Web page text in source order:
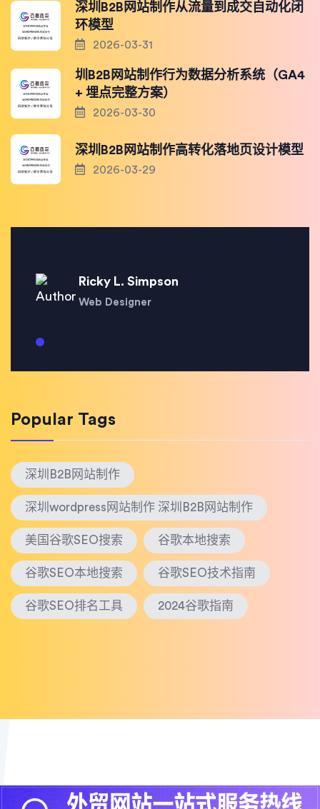
深圳B2B网站制作从流量到成交自动化闭
环模型
2026-03-31
圳B2B网站制作行为数据分析系统（GA4
+ 埋点完整方案）
2026-03-30
深圳B2B网站制作高转化落地页设计模型
2026-03-29
Ricky L. Simpson
Web Designer
Popular Tags
深圳B2B网站制作
深圳wordpress网站制作 深圳B2B网站制作
美国谷歌SEO搜索 谷歌本地搜索
谷歌SEO本地搜索 谷歌SEO技术指南
谷歌SEO排名工具 2024谷歌指南